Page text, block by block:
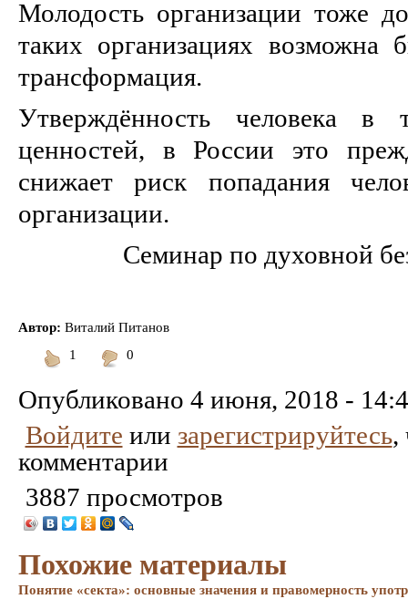
Молодость организации тоже
таких организациях возможна
трансформация.
Утверждённость человека в
ценностей, в России это
снижает риск попадания
организации.
Семинар по духовной
Автор: Виталий Питанов
1
0
Опубликовано 4 июня, 2018 -
Войдите или зарегистрируйтесь,
комментарии
3887 просмотров
Похожие материалы
Понятие «секта»: основные значения и правомерность